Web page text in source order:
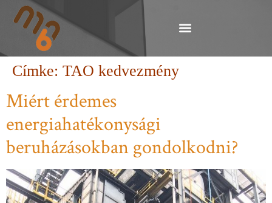
Címke: TAO kedvezmény
Miért érdemes
energiahatékonysági
beruházásokban gondolkodni?